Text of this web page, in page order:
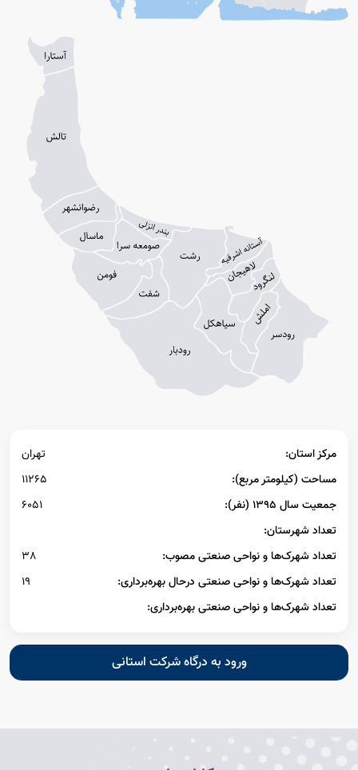
مرکز استان:
تهران
مساحت (کیلومتر مربع):
11265
جمعیت سال ۱۳۹۵ (نفر):
6051
تعداد شهرستان:
تعداد شهرک‌ها و نواحی صنعتی مصوب:
38
تعداد شهرک‌ها و نواحی صنعتی درحال بهره‌برداری:
19
تعداد شهرک‌ها و نواحی صنعتی بهره‌برداری:
ورود به درگاه شرکت استانی